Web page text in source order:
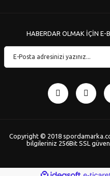
HABERDAR OLMAK İÇİN E-
Copyright © 2018
bilgileriniz 256Bit SSL